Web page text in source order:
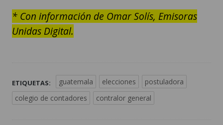
* Con información de Omar Solís, Emisoras
Unidas Digital.
ETIQUETAS: guatemala elecciones
postuladora
colegio de contadores
contralor general